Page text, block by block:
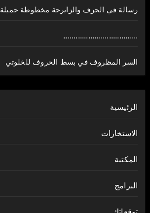
رسالة في الحرف والزايرجة مخطوطة جميلة
....................................
السر المظروف في بسط الحروف للخلوتي
الرئيسية
الاستخارات
المكتبة
البرامج